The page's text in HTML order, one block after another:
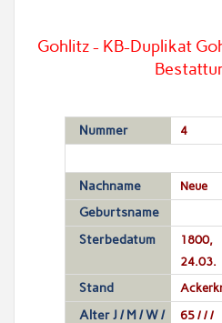
Gohlitz - KB-Duplikat
Nummer 4
Nachname Neue
Geburtsname
Sterbedatum
1800,
24.03.
Stand
Alter J / M / W /
65 / / /